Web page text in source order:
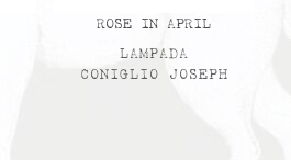
ROSE IN APRIL
LAMPADA
CONIGLIO JOSEPH